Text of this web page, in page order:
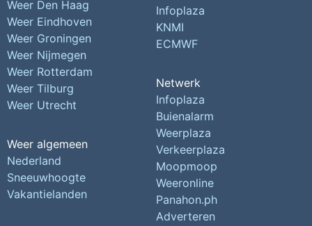
Weer Den Haag
Weer Eindhoven
Weer Groningen
Weer Nijmegen
Weer Rotterdam
Weer Tilburg
Weer Utrecht
Weer algemeen
Nederland
Sneeuwhoogte
Vakantielanden
Infoplaza
KNMI
ECMWF
Netwerk
Infoplaza
Buienalarm
Weerplaza
Verkeerplaza
Moopmoop
Weeronline
Panahon.ph
Adverteren